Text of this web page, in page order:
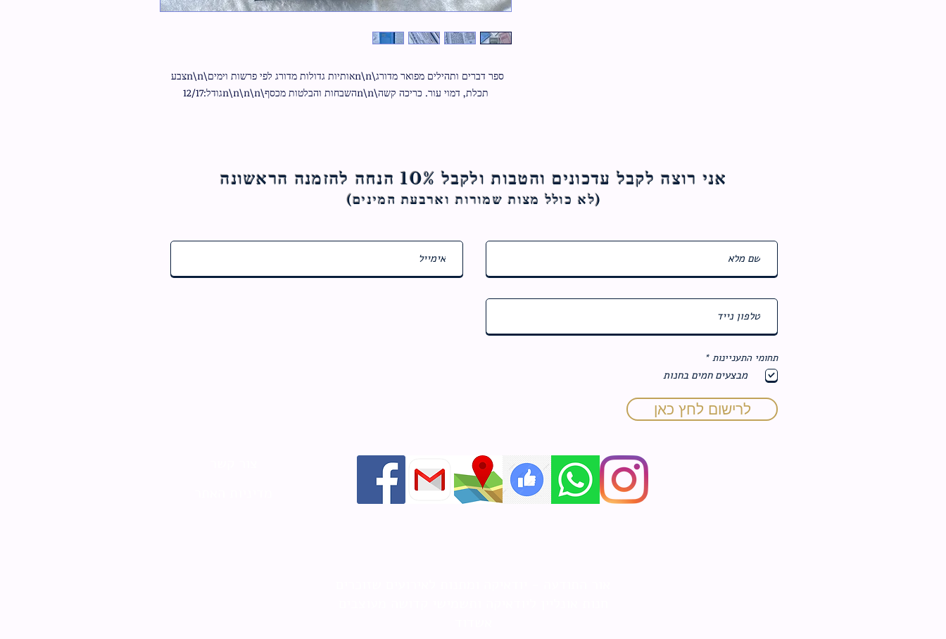
תכלת, דמוי עור. כריכה קשה\n\nהשבחות והבלטות מכסף\n\n\n\nגודל:12/17
אני רוצה לקבל עדכונים והטבות ולקבל 10% הנחה להזמנה הראשונה
(לא כולל מצות שמורות וארבעת המינים)
תחומי התעניינות *
ב
מבצעים חמים בחנות
לרישום לחץ כאן